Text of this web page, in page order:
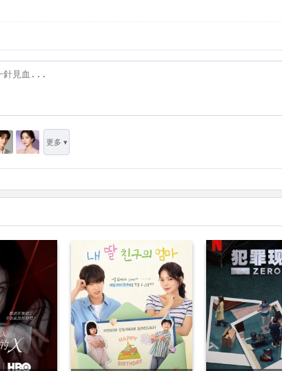
更多 ▾